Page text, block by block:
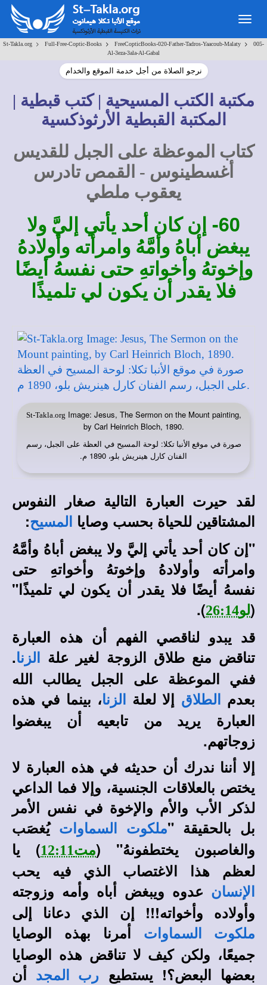
St-Takla.org > Full-Free-Coptic-Books > FreeCopticBooks-020-Father-Tadros-Yaacoub-Malaty >
005-
Al-3eza-3ala-Al-Gabal
نرجو الصلاة من أجل خدمة الموقع والخدام
مكتبة الكتب المسيحية | كتب قبطية |
المكتبة القبطية الأرثوذكسية
كتاب الموعظة على الجبل للقديس
أغسطينوس - القمص تادرس
يعقوب ملطي
60-
إن كان أحد يأتي إليَّ ولا
يبغض أباهُ وأمَّهُ وامرأته وأولادهُ
وإخوتهُ وأخواتهِ حتى نفسهُ أيضًا
فلا يقدر أن يكون لي تلميذًا
St-Takla.org Image: Jesus, The Sermon on the Mount painting,
by Carl Heinrich Bloch, 1890.
صورة في موقع الأنبا تكلا: لوحة المسيح في العظة على الجبل، رسم
الفنان كارل هينريش بلو، 1890 م.
لقد حيرت العبارة التالية صغار النفوس
المشتاقين للحياة بحسب وصايا
المسيح:
"إن كان أحد يأتي إليَّ ولا يبغض أباهُ وأمَّهُ
وامرأته وأولادهُ وإخوتهُ وأخواتهِ حتى
نفسهُ أيضًا فلا يقدر أن يكون لي تلميذًا"
(لو26:14 )
.
قد يبدو لناقصي الفهم أن هذه العبارة
تناقض منع طلاق الزوجة لغير علة
الزنا.
ففي الموعظة على الجبل يطالب الله
بعدم
الطلاق إلا لعلة الزنا، بينما في هذه
العبارة يريد من تابعيه أن يبغضوا
زوجاتهم.
إلا أننا ندرك أن حديثه في هذه العبارة لا
يختص بالعلاقات الجنسية، وإلا فما الداعي
لذكر الأب والأم والإخوة في نفس الأمر
بل بالحقيقة "ملكوت السماوات يُغصَب
والغاصبون يختطفونهُ" (مت12:11 ) يا
لعظم هذا الاغتصاب الذي فيه يحب
الإنسان عدوه ويبغض أباه وأمه وزوجته
وأولاده وأخواته!!! إن الذي دعانا إلى
ملكوت السماوات
أمرنا بهذه الوصايا
جميعًا، ولكن كيف لا تناقض هذه الوصايا
بعضها البعض؟! يستطيع
رب المجد
أن